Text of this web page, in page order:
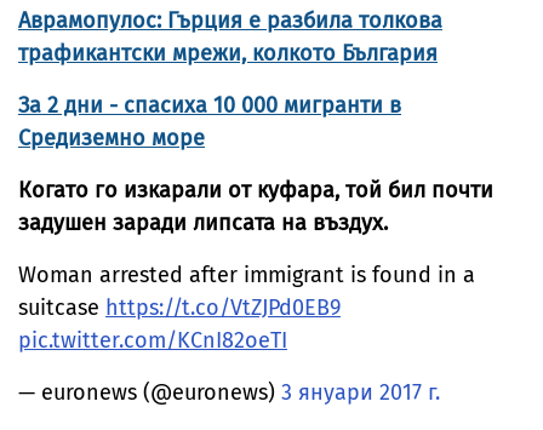
Аврамопулос: Гърция е разбила толкова
трафикантски мрежи, колкото България
За 2 дни - спасиха 10 000 мигранти в
Средиземно море
Когато го изкарали от куфара, той бил почти
задушен заради липсата на въздух.
Woman arrested after immigrant is found in a
suitcase https://t.co/VtZJPd0EB9
pic.twitter.com/KCnI82oeTI
— euronews (@euronews) 3 януари 2017 г.